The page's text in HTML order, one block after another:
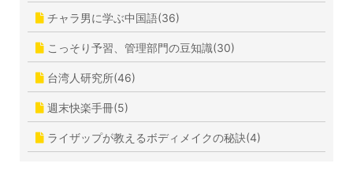
チャラ男に学ぶ中国語(36)
こっそり予習、管理部門の豆知識(30)
台湾人研究所(46)
週末快楽手冊(5)
ライザップが教えるボディメイクの秘訣(4)